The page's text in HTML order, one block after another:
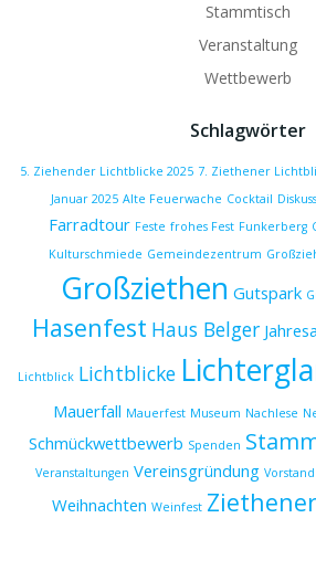
Stammtisch
Veranstaltung
Wettbewerb
Schlagwörter
5. Ziehender Lichtblicke 2025 7. Ziethener
Januar 2025 Alte Feuerwache Cocktail
Farradtour Feste frohes Fest Funkerberg
Kulturschmiede Gemeindezentrum
Großziethen Gutspark
Hasenfest Haus Belger
Lichtblick Lichtblicke
Mauerfall Mauerfest Museum Nachlese
Schmückwettbewerb Spenden
Veranstaltungen Vereinsgründung Vorstand
Weihnachten Weinfest